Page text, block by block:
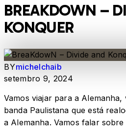
BREAKDOWN –
KONQUER
BYmichelchaib
setembro 9, 2024
Vamos viajar para a
banda Paulistana que está
a Alemanha. Vamos falar sobre